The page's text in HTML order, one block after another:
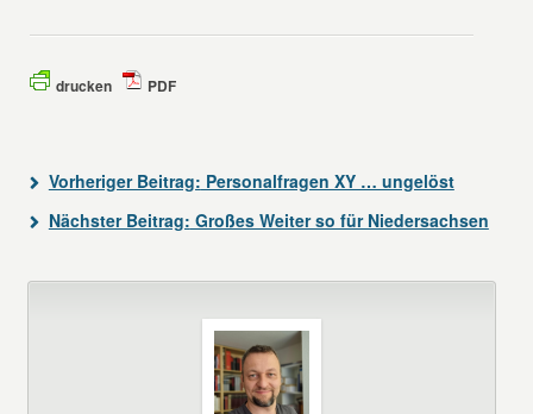
drucken PDF
Vorheriger Beitrag: Personalfragen XY … ungelöst
Nächster Beitrag: Großes Weiter so für Niedersachsen